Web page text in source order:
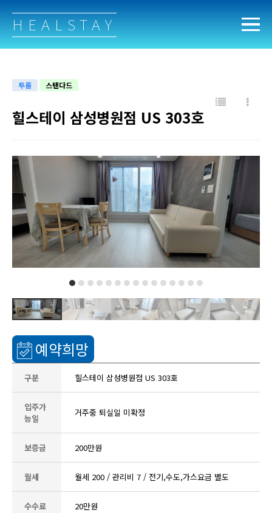
HEALSTAY
투룸 스탠다드
힐스테이 삼성병원점 US 303호
예약희망
구분 힐스테이 삼성병원점 US 303호
입주가
능일
거주중 퇴실일 미확정
보증금 200만원
월세 월세 200 / 관리비 7 / 전기,수도,가스요금 별도
수수료 20만원